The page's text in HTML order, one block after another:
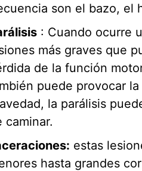
son el bazo, el
: Cuando ocurre
más graves que
de la función
puede provocar
la parálisis
caminar.
estas
hasta grandes